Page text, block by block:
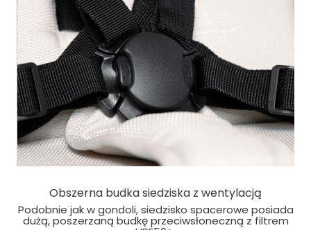
Obszerna budka siedziska z wentylacją
Podobnie jak w gondoli, siedzisko spacerowe posiada
dużą, poszerzaną budkę przeciwsłoneczną z filtrem